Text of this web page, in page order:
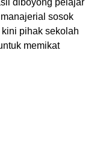
diboyong pelajar
sosok
pihak sekolah
memikat